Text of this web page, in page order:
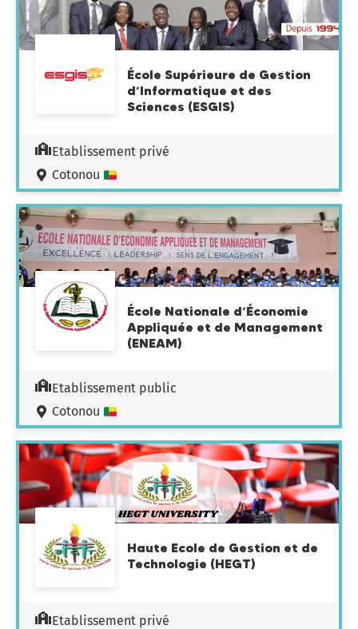
École Supérieure de Gestion
d’Informatique et des
Sciences (ESGIS)
Etablissement privé
Cotonou
École Nationale d’Économie
Appliquée et de Management
(ENEAM)
Etablissement public
Cotonou
Haute Ecole de Gestion et de
Technologie (HEGT)
Etablissement privé